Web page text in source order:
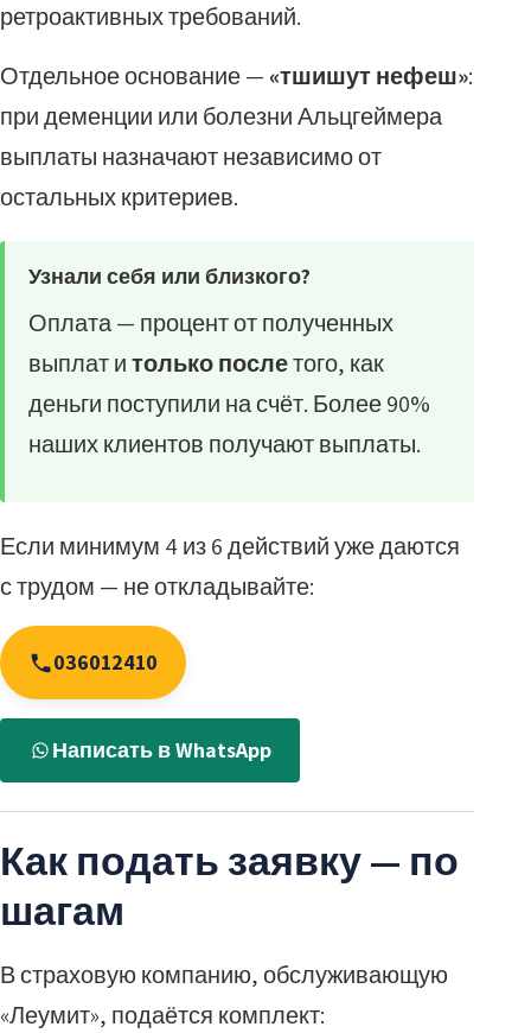
ретроактивных требований.
Отдельное основание — «тшишут нефеш»:
при деменции или болезни Альцгеймера
выплаты назначают независимо от
остальных критериев.
Узнали себя или близкого?
Оплата — процент от полученных
выплат итолько послетого, как
деньги поступили на счёт. Более 90%
наших клиентов получают выплаты.
Если минимум 4 из 6 действий уже даются
с трудом — не откладывайте:
036012410
Написать в WhatsApp
Как подать заявку — по
шагам
В страховую компанию, обслуживающую
«Леумит», подаётся комплект: